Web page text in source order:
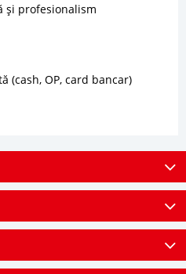
și profesionalism
(cash, OP, card bancar)